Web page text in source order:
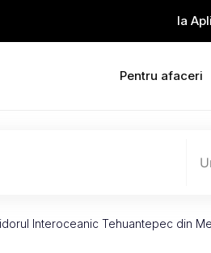
Ia
Pentru afaceri
Interoceanic Tehuantepec din